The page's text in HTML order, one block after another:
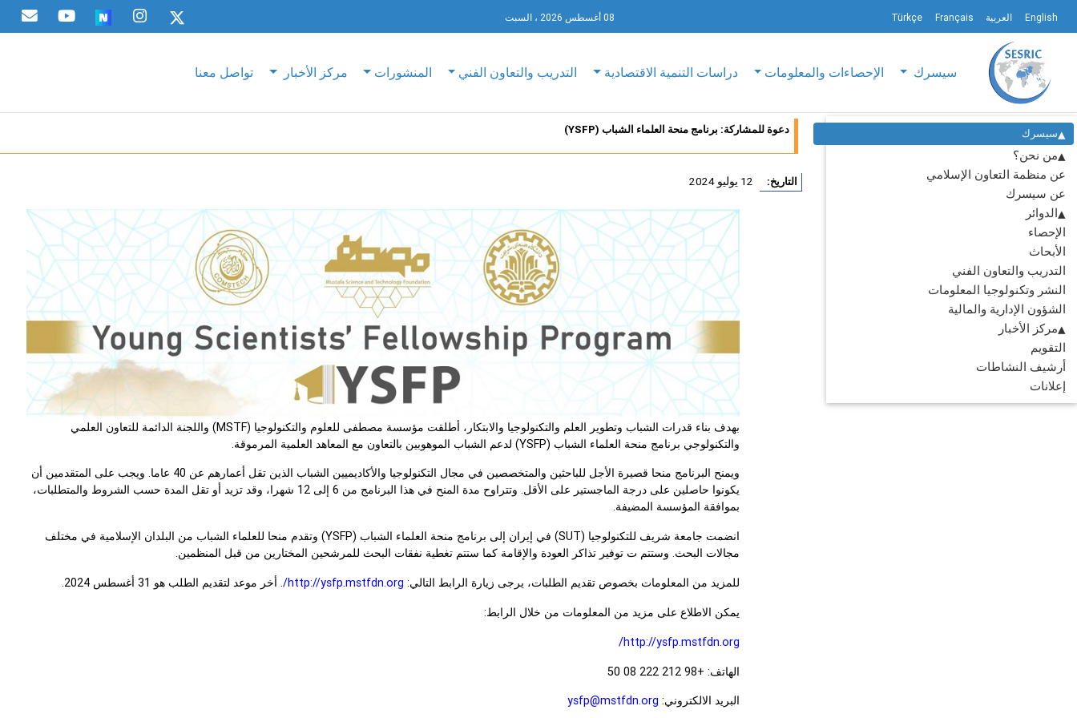
English العربية Français
Türkçe 08 أغسطس 2026 ، السبت
سيسرك الإحصاءات والمعلومات دراسات التنمية الاقتصادية التدريب والتعاون الفني المنشورات مركز الأخبار تواصل معنا
سيسرك
من نحن؟
عن منظمة التعاون الإسلامي
عن سيسرك
الدوائر
الإحصاء
الأبحاث
التدريب والتعاون الفني
النشر وتكنولوجيا المعلومات
الشؤون الإدارية والمالية
مركز الأخبار
التقويم
أرشيف النشاطات
إعلانات
دعوة للمشاركة: برنامج منحة العلماء الشباب (YSFP)
التاريخ: 12 يوليو 2024
بهدف بناء قدرات الشباب وتطوير العلم والتكنولوجيا والابتكار، أطلقت مؤسسة مصطفى للعلوم والتكنولوجيا (MSTF) واللجنة الدائمة للتعاون العلمي
والتكنولوجي برنامج منحة العلماء الشباب (YSFP) لدعم الشباب الموهوبين بالتعاون مع المعاهد العلمية المرموقة.
ويمنح البرنامج منحا قصيرة الأجل للباحثين والمتخصصين في مجال التكنولوجيا والأكاديميين الشباب الذين تقل أعمارهم عن 40 عاما. ويجب على المتقدمين أن
يكونوا حاصلين على درجة الماجستير على الأقل. وتتراوح مدة المنح في هذا البرنامج من 6 إلى 12 شهرا، وقد تزيد أو تقل المدة حسب الشروط والمتطلبات،
بموافقة المؤسسة المضيفة.
انضمت جامعة شريف للتكنولوجيا (SUT) في إيران إلى برنامج منحة العلماء الشباب (YSFP) وتقدم منحا للعلماء الشباب من البلدان الإسلامية في مختلف
مجالات البحث. وستتم ت توفير تذاكر العودة والإقامة كما ستتم تغطية نفقات البحث للمرشحين المختارين من قبل المنظمين.
للمزيد من المعلومات بخصوص تقديم الطلبات، يرجى زيارة الرابط التالي: http://ysfp.mstfdn.org/ . أخر موعد لتقديم الطلب هو 31 أغسطس 2024.
يمكن الاطلاع على مزيد من المعلومات من خلال الرابط:
http://ysfp.mstfdn.org/
الهاتف: +98 212 222 08 50
البريد الالكتروني: ysfp@mstfdn.org